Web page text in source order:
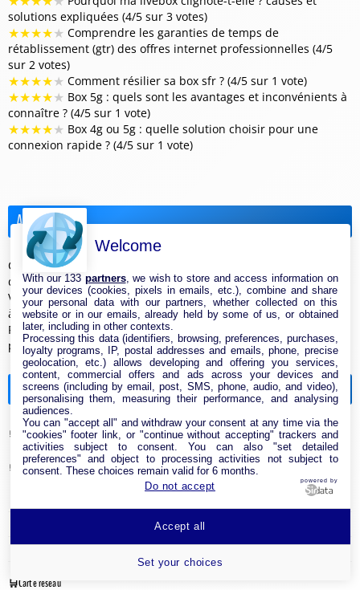
solutions expliquées (4/5 sur 3 votes)
★★★★★ Comprendre les garanties de temps de
rétablissement (gtr) des offres internet professionnelles (4/5
sur 2 votes)
★★★★★ Comment résilier sa box sfr ? (4/5 sur 1 vote)
★★★★★ Box 5g : quels sont les avantages et inconvénients à
connaître ? (4/5 sur 1 vote)
★★★★★ Box 4g ou 5g : quelle solution choisir pour une
connexion rapide ? (4/5 sur 1 vote)
Actualités
Cette box à petit prix vous rembourse même votre changement
d’opérateur - edcom.fr
Vous n’avez pas besoin de 8 Gb/s et du Wi-Fi 7 ? Cette box fibre
à 22,99€ pourrait vous suffire - Ariase
Freebox Pop S : 5 Gb/s et Wi-Fi 7 pour moins de 25 €, où est le
piège ? - DegroupTest
Catégories de la boutique
Antenne & Amplificateur Réseau Internet
Cable Réseau
Clé USB Wi-Fi
Carte réseau
Welcome
With our 133 partners, we wish to store and access information on
your devices (cookies, pixels in emails, etc.), combine and share
your personal data with our partners, whether collected on this
website or in our emails, already held by some of us, or obtained
later, including in other contexts.
Processing this data (identifiers, browsing, preferences, purchases,
loyalty programs, IP, postal addresses and emails, phone, precise
geolocation, etc.) allows developing and offering you services,
content, commercial offers and ads across your devices and
screens (including by email, post, SMS, phone, audio, and video),
personalising them, measuring their performance, and analysing
audiences.
You can "accept all" and withdraw your consent at any time via the
"cookies" footer link, or "continue without accepting" trackers and
activities subject to consent. You can also "set detailed
preferences" and object to processing activities not subject to
consent. These choices remain valid for 6 months.
Do not accept
powered by
Set your choices
Accept all